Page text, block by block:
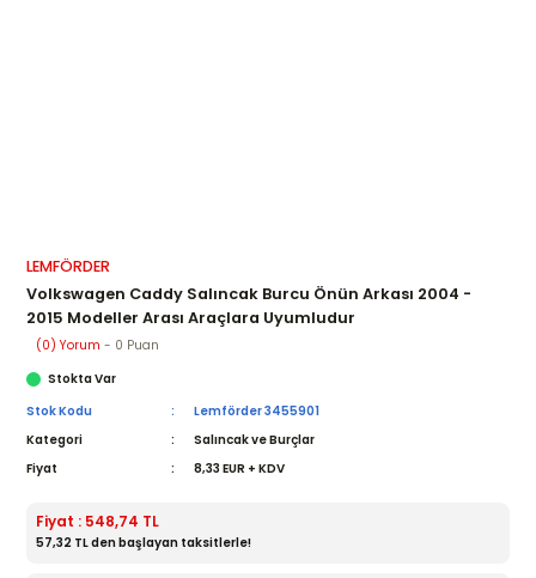
LEMFÖRDER
Volkswagen Caddy Salıncak Burcu Önün Arkası 2004 -
2015 Modeller Arası Araçlara Uyumludur
(0) Yorum - 0 Puan
Stokta Var
Stok Kodu
Lemförder 3455901
Kategori
Salıncak ve Burçlar
Fiyat
8,33 EUR + KDV
Fiyat : 548,74 TL
57,32 TL den başlayan taksitlerle!